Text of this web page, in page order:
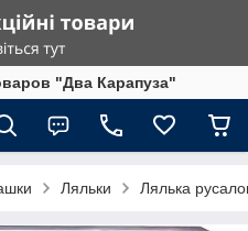
"Два Карапуза"
Ляльки Лялька